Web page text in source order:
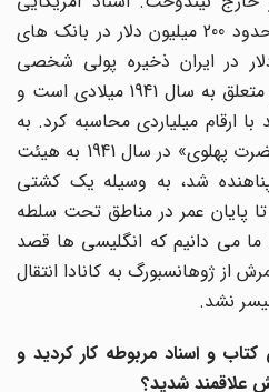
نشان می دهند که رضا شاه حدود 200 میلیون دلار در بانک های
میلیون دلار در ایران ذخیره پولی شخصی
داشت. توجه کنید که این رقم متعلق به سال 1941 میلادی است و
ارقام میلیاردی محاسبه کرد. به
علاوه، ما می دانیم که «اعلیحضرت پهلوی» در سال 1941 به هیئت
شد، به وسیله یک کشتی
پایان عمر در مناطق تحت سلطه
می دانیم که انگلیسی ها قصد
از ژوهانسبورگ به کانادا انتقال
نشد.
و اسناد مربوطه کار کردید و
شدید؟